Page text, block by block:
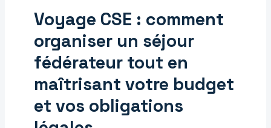
Maison
Déco
Voyage CSE : comment
organiser un séjour
fédérateur tout en
maîtrisant votre budget
et vos obligations